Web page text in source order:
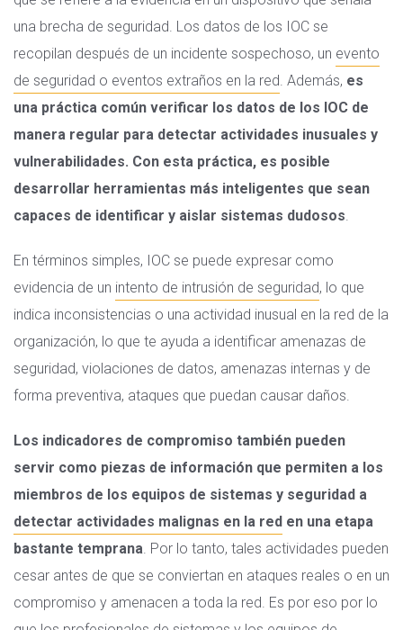
una brecha de seguridad. Los datos de los IOC se
recopilan después de un incidente sospechoso, un evento
de seguridad o eventos extraños en la red . Además, es
una práctica común verificar los datos de los IOC de
manera regular para detectar actividades inusuales y
vulnerabilidades. Con esta práctica, es posible
desarrollar herramientas más inteligentes que sean
capaces de identificar y aislar sistemas dudosos
En términos simples, IOC se puede expresar como
evidencia de un intento de intrusión de seguridad, lo que
indica inconsistencias o una actividad inusual en la red de la
organización, lo que te ayuda a identificar amenazas de
seguridad, violaciones de datos, amenazas internas y de
forma preventiva, ataques que puedan causar daños.
Los indicadores de compromiso también pueden
servir como piezas de información que permiten a los
miembros de los equipos de sistemas y seguridad a
detectar actividades malignas en la red en una etapa
bastante temprana . Por lo tanto, tales actividades pueden
cesar antes de que se conviertan en ataques reales o en un
compromiso y amenacen a toda la red. Es por eso por lo